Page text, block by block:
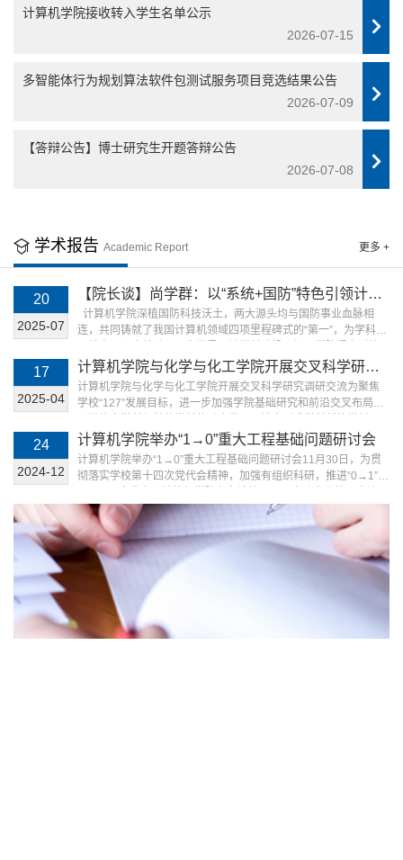
计算机学院接收转入学生名单公示
2026-07-15
多智能体行为规划算法软件包测试服务项目竞选结果公告
2026-07-09
【答辩公告】博士研究生开题答辩公告
2026-07-08
学术报告 Academic Report 更多 +
20
2025-07
【院长谈】尚学群：以“系统+国防”特色引领计算
机学院“1→0”反向基础研究实践
计算机学院深植国防科技沃土，两大源头均与国防事业血脉相
连，共同铸就了我国计算机领域四项里程碑式的“第一”，为学科发
“三航”等国家重大战略需求，前瞻把握计算机科学前沿，构建了融
合智能体系、数据管理、算法应用与系统平台的智能计算系统，
塑造了“系统+国防”的鲜明学科特色，为人工智能发展提供核心支
撑。为破解国际科技竞争加剧与关键核心技术“卡脖子”...
17
2025-04
计算机学院与化学与化工学院开展交叉科学研究
调研交流
计算机学院与化学与化工学院开展交叉科学研究调研交流为聚焦
学校“127”发展目标，进一步加强学院基础研究和前沿交叉布局，
点，4月14日下午，计算机学院和化学与化工学院联合开展以“聚
焦交叉科学研究”为主题的座谈会。化学与化工学院党委书记张啸
川、副院长陈凯杰、院长助理郭威等一行8人参加调研交流。计算
机学院院长尚学群、AI for science交叉研究中心主任彭佳杰和...
24
2024-12
计算机学院举办“1→0”重大工程基础问题研讨会
计算机学院举办“1→0”重大工程基础问题研讨会11月30日，为贯
彻落实学校第十四次党代会精神，加强有组织科研，推进“0→1”和
室，召开“1→0”重大工程基础问题研讨会。中航工业西安航空计算
技术研究所所长胡林平、中国航天科技集团第九研究院副院长陈
雷、中国航天科技五院西安分院副总师钟兴旺、中国空间技术研
究院西安分院总体部书记周国昌、Platform公司副总裁...